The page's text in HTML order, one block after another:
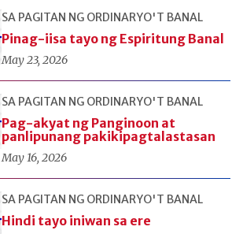
SA PAGITAN NG ORDINARYO'T BANAL
Pinag-iisa tayo ng Espiritung Banal
May 23, 2026
SA PAGITAN NG ORDINARYO'T BANAL
Pag-akyat ng Panginoon at
panlipunang pakikipagtalastasan
May 16, 2026
SA PAGITAN NG ORDINARYO'T BANAL
Hindi tayo iniwan sa ere